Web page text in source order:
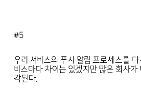
#5
우리 서비스의 푸시 알림 프로세스를
비스마다 차이는 있겠지만 많은 회사가
각된다.